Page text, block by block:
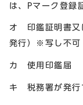
は、Pマーク登録
オ 印鑑証明書又
発行）※写し不可
カ 使用印鑑届
キ 税務署が発行